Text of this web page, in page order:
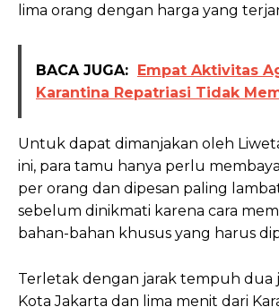
lima orang dengan harga yang
BACA JUGA: Empat Aktivitas
Karantina Repatriasi Tidak
Untuk dapat dimanjakan oleh
ini, para tamu hanya perlu
per orang dan dipesan paling
sebelum dinikmati karena cara
bahan-bahan khusus yang harus
Terletak dengan jarak tempuh dua
Kota Jakarta dan lima menit dari